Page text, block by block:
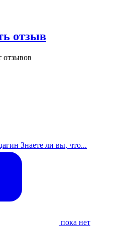
отзыв
отзывов
Знаете ли вы, что...
пока нет